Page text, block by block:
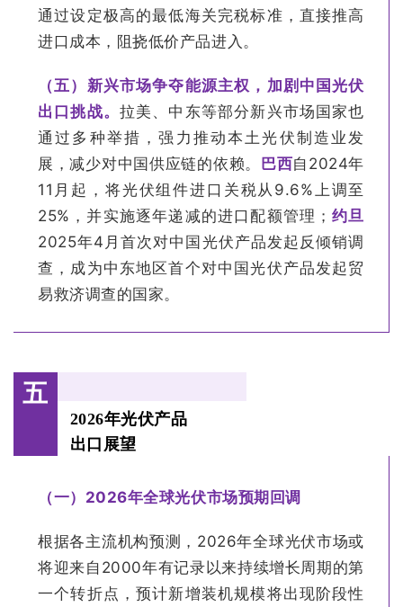
通过设定极高的最低海关完税标准，直接推高
进口成本，阻挠低价产品进入。
（五）新兴市场争夺能源主权，加剧中国光伏
出口挑战。 拉美、中东等部分新兴市场国家也
通过多种举措，强力推动本土光伏制造业发
展，减少对中国供应链的依赖。 巴西自2024年
11月起，将光伏组件进口关税从9.6%上调至
25%，并实施逐年递减的进口配额管理； 约旦
2025年4月首次对中国光伏产品发起反倾销调
查，成为中东地区首个对中国光伏产品发起贸
易救济调查的国家。
五
2026年光伏产品
出口展望
（一）2026年全球光伏市场预期回调
根据各主流机构预测，2026年全球光伏市场或
将迎来自2000年有记录以来持续增长周期的第
一个转折点，预计新增装机规模将出现阶段性